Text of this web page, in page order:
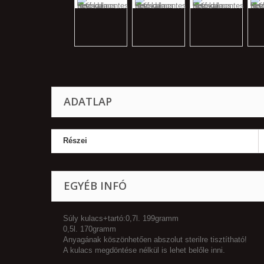
ADATLAP
Részei
EGYÉB INFÓ
Súly kulacs+tartó:0,7l. 199gramm
0,5l. 170gramm
Anyagának köszönhetően abszolut sterilre tisztítható!
A kulacs megdöntése nélkül is lehet belőle inni.